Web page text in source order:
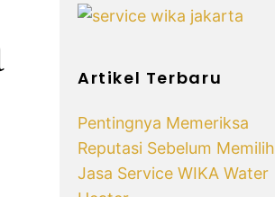
Artikel Terbaru
Pentingnya Memeriksa
Reputasi Sebelum Memilih
Jasa Service WIKA Water